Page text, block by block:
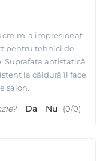
cm m-a impresionat
pentru tehnici de
Suprafața antistatică
la căldură îl face
salon.
Da Nu (0/0)